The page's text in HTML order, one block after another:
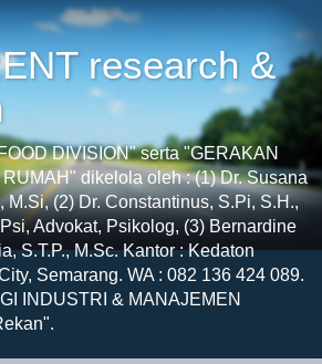
research &
DIVISION" serta "GERAKAN
RUMAH" dikelola oleh : (1) Dr. Susana
M.Si, (2) Dr. Constantinus, S.Pi, S.H.,
Advokat, Psikolog, (3) Bernardine
S.T.P., M.Sc. Kantor : Kedaton
Semarang. WA : 082 136 424 089.
INDUSTRI & MANAJEMEN